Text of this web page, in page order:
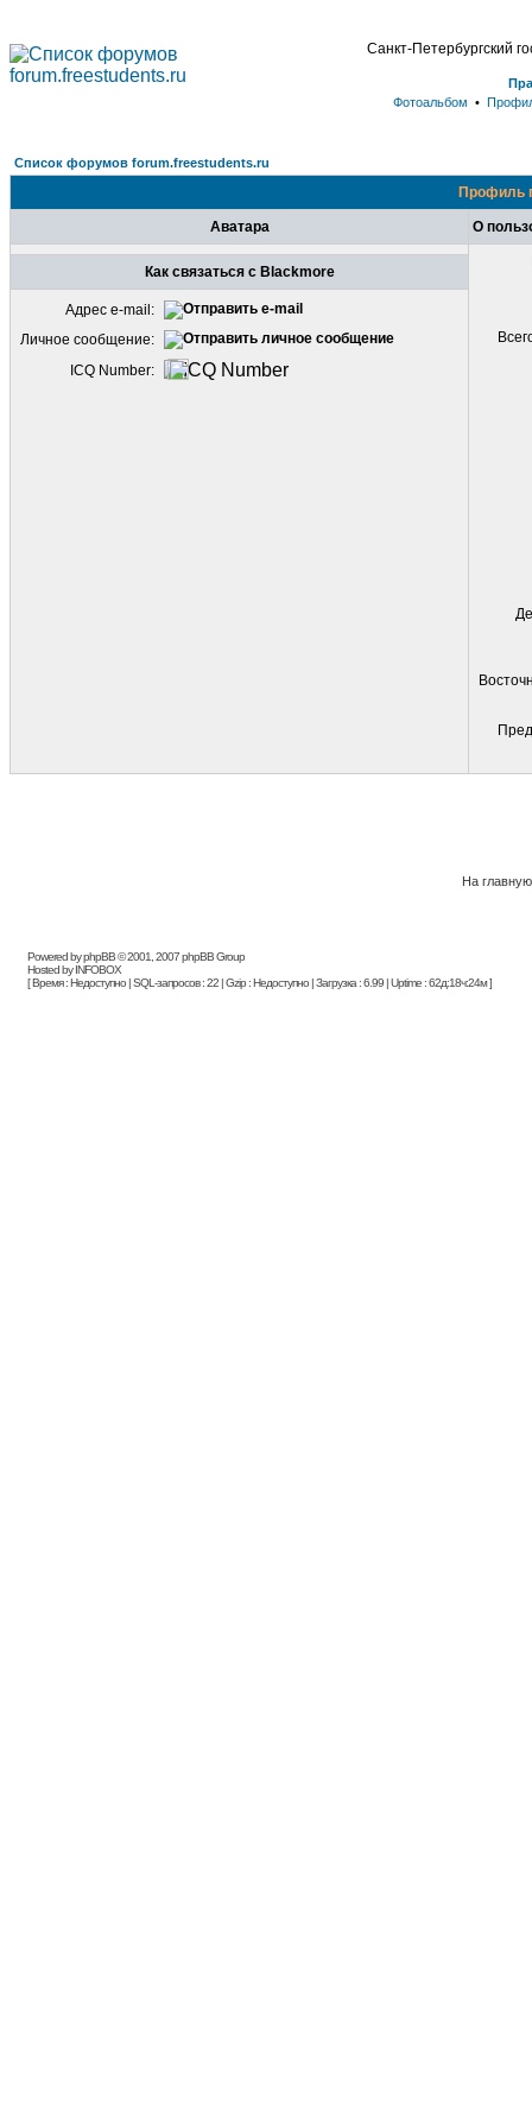
Санкт-Петербургский
Фотоальбом •
Список форумов forum.freestudents.ru
Профиль
Аватара О
Как связаться с Blackmore
Адрес e-mail:
Личное сообщение:
ICQ Number:
На главную
Powered by phpBB © 2001, 2007 phpBB Group
Hosted by INFOBOX
[ Время : Недоступно | SQL-запросов : 22 | Gzip : Недоступно | Загрузка : 6.99 | Uptime : 62д:18ч:24м ]